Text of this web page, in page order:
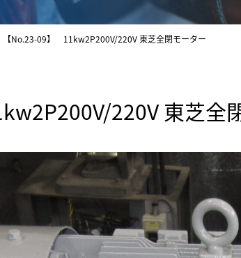
【No.23-09】 11kw2P200V/220V 東芝全閉モーター
220V 東芝全